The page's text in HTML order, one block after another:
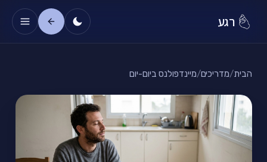
רגע
הבית/מדריכים/מיינדפולנס ביום-יום